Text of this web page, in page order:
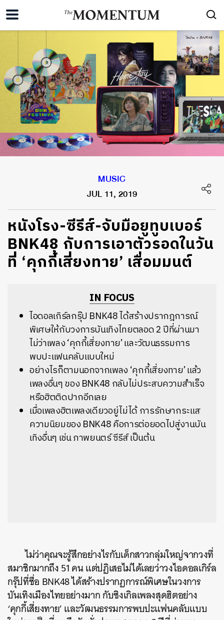
MUSIC
JUL 11, 2019
หนังโรง-ซีรีส์-จับมือยูทูบเบอร์
BNK48 กับการเอาตัวรอดในวัน
ที่ ‘คุกกี้เสี่ยงทาย’ เสื่อมมนต์
IN FOCUS
ไอดอลเกิร์ลกรุ๊ป BNK48 ได้สร้างปรากฎการณ์
พิเศษให้กับวงการบันเทิงไทยตลอด 2 ปีที่ผ่านมา
ไม่ว่าเพลง ‘คุกกี้เสี่ยงทาย’ และวัฒนธรรมการ
พบปะแฟนคลับแบบใหม่
อย่างไรก็ตามนอกจากเพลง ‘คุกกี้เสี่ยงทาย’ แล้ว
เพลงอื่นๆ ของ BNK48 กลับไม่ประสบความสำเร็จ
หรือฮิตติดปากอีกเลย
เมื่อเพลงฮิตเพลงเดียวอยู่ไม่ได้ การรักษากระแส
ความนิยมของ BNK48 คือการต่อยอดไปสู่งานบัน
เทิงอื่นๆ เช่น ภาพยนตร์ ซีรีส์ เป็นต้น
ไม่ว่าคุณจะรู้สึกอย่างไรกับเด็กสาวกลุ่มใหญ่จากวงที่
สมาชิกมากถึง 51 คน แต่ปฏิเสธไม่ได้เลยว่าวงไอดอลเกิร์ล
กรุ๊ปที่ชื่อ BNK48 ได้สร้างปรากฏการณ์พิเศษในวงการ
บันเทิงเมืองไทยอย่างมาก กับซิงเกิลเพลงสุดฮิตอย่าง
‘คุกกี้เสี่ยงทาย’ และวัฒนธรรมการพบปะแฟนคลับแบบ